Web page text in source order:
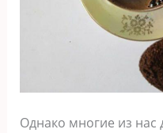
Однако многие из нас